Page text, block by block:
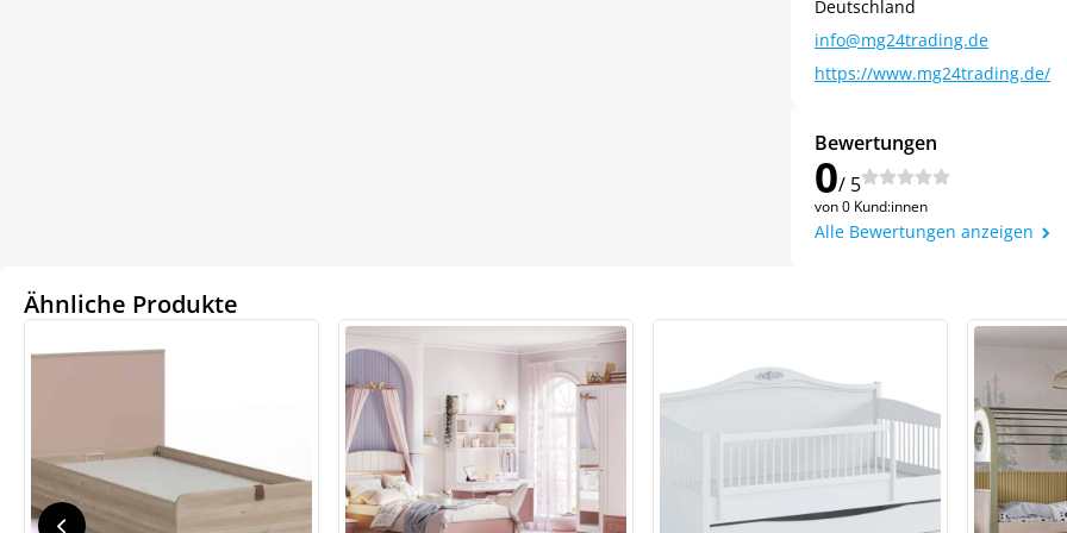
Deutschland
info@mg24trading.de
https://www.mg24trading.de/
Bewertungen
0/ 5
von 0 Kund:innen
Alle Bewertungen anzeigen
Ähnliche Produkte
5% Rabatt
Meinen Code senden
Bleiben Sie auf dem Laufenden über Neuigkeiten und